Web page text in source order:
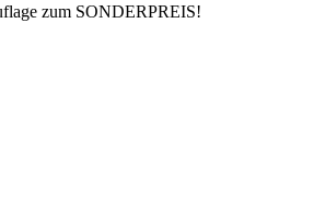
zum SONDERPREIS!